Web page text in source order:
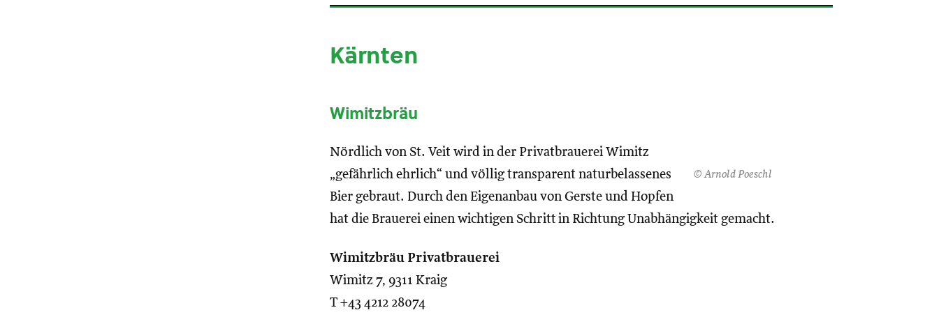
Kärnten
Wimitzbräu
© Arnold Poeschl
Nördlich von St. Veit wird in der Privatbrauerei Wimitz
„gefährlich ehrlich“ und völlig transparent naturbelassenes
Bier gebraut. Durch den Eigenanbau von Gerste und Hopfen
hat die Brauerei einen wichtigen Schritt in Richtung Unabhängigkeit gemacht.
Wimitzbräu Privatbrauerei
Wimitz 7, 9311 Kraig
T +43 4212 28074